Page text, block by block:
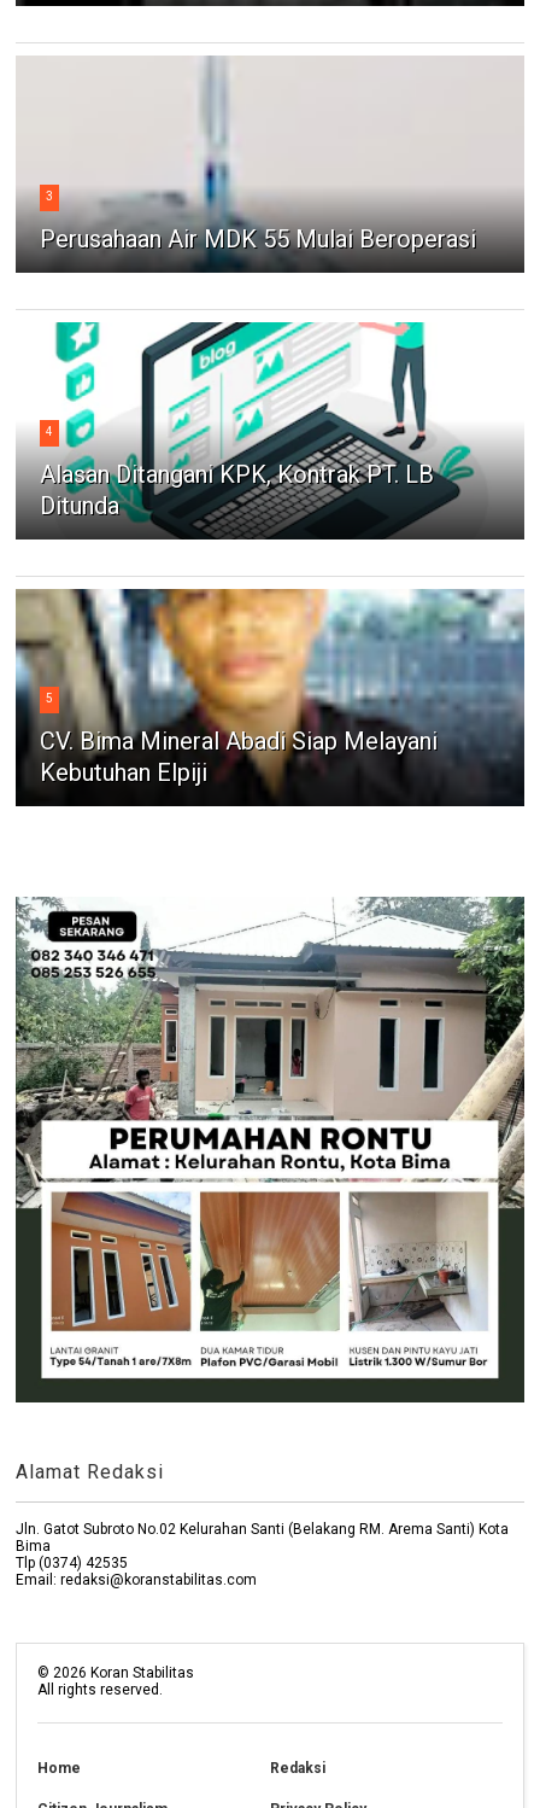
3
Perusahaan Air MDK 55 Mulai Beroperasi
4
Alasan Ditangani KPK, Kontrak PT. LB
Ditunda
5
CV. Bima Mineral Abadi Siap Melayani
Kebutuhan Elpiji
Alamat Redaksi
Jln. Gatot Subroto No.02 Kelurahan Santi (Belakang RM. Arema Santi) Kota
Bima
Tlp (0374) 42535
Email: redaksi@koranstabilitas.com
©2026 Koran Stabilitas
All rights reserved.
Home Redaksi